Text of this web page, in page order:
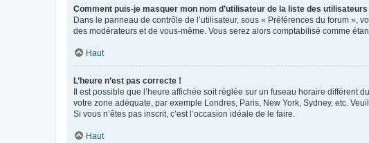
Comment puis-je masquer mon nom d’utilisateur de la liste des utilisateurs
Dans le panneau de contrôle de l’utilisateur, sous « Préférences du forum »,
des modérateurs et de vous-même. Vous serez alors comptabilisé comme
Haut
L’heure n’est pas correcte !
Il est possible que l’heure affichée soit réglée sur un fuseau horaire différent
votre zone adéquate, par exemple Londres, Paris, New York, Sydney, etc.
Si vous n’êtes pas inscrit, c’est l’occasion idéale de le faire.
Haut